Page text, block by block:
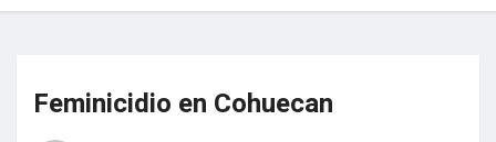
Feminicidio en Cohuecan